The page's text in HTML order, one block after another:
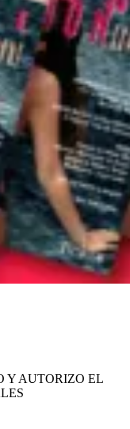
Y AUTORIZO EL